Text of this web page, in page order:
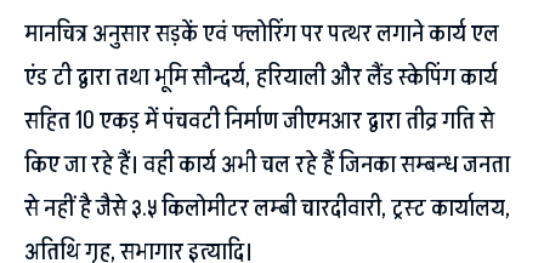
मानचित्र अनुसार सड़कें एवं फ्लोरिंग पर पत्थर लगाने कार्य एल
एंड टी द्वारा तथा भूमि सौन्दर्य, हरियाली और लैंड स्केपिंग कार्य
सहित 10 एकड़ में पंचवटी निर्माण जीएमआर द्वारा तीव्र गति से
किए जा रहे हैं। वही कार्य अभी चल रहे हैं जिनका सम्बन्ध जनता
से नहीं है जैसे ३.५ किलोमीटर लम्बी चारदीवारी, ट्रस्ट कार्यालय,
अतिथि गृह, सभागार इत्यादि।